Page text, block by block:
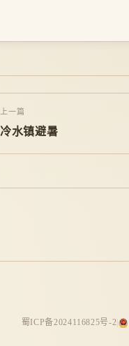
上一篇
冷水镇避暑
蜀ICP备2024116825号-2